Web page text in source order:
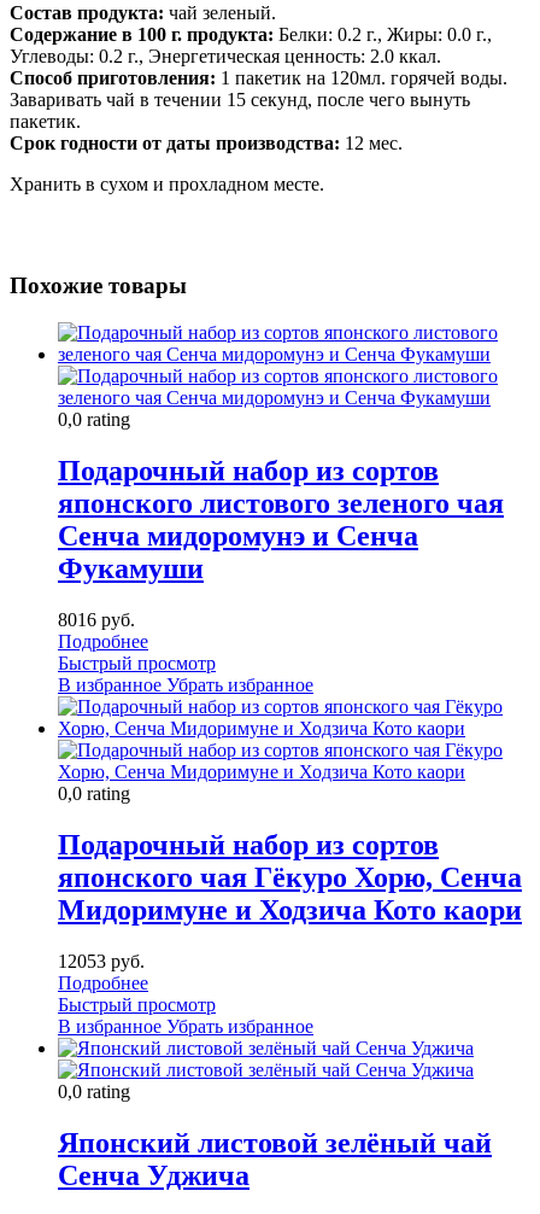
Состав продукта: чай зеленый.
Содержание в 100 г. продукта: Белки: 0.2 г., Жиры: 0.0 г.,
Углеводы: 0.2 г., Энергетическая ценность: 2.0 ккал.
Способ приготовления: 1 пакетик на 120мл. горячей воды.
Заваривать чай в течении 15 секунд, после чего вынуть
пакетик.
Срок годности от даты производства: 12 мес.
Хранить в сухом и прохладном месте.
Похожие товары
0,0 rating
Подарочный набор из сортов
японского листового зеленого чая
Сенча мидоромунэ и Сенча
Фукамуши
8016 руб.
Подробнее
Быстрый просмотр
В избранное Убрать избранное
0,0 rating
Подарочный набор из сортов
японского чая Гёкуро Хорю, Сенча
Мидоримуне и Ходзича Кото каори
12053 руб.
Подробнее
Быстрый просмотр
В избранное Убрать избранное
0,0 rating
Японский листовой зелёный чай
Сенча Уджича